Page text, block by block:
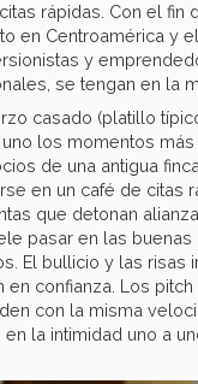
rápidas. Con el fin
en Centroamérica y
y
se tengan en la
casado (platillo
los momentos
de una antigua
en un café de citas
que detonan
pasar en las buenas
El bullicio y las risas
en confianza. Los
con la misma
la intimidad uno a